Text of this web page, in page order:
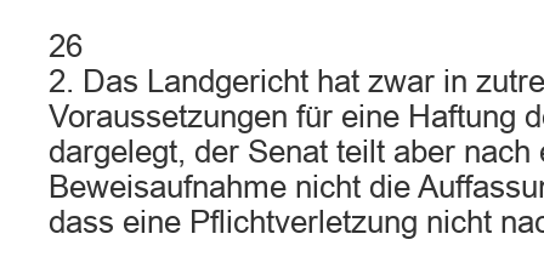
26
2. Das Landgericht hat zwar in
Voraussetzungen für eine Haftung
dargelegt, der Senat teilt aber nach
Beweisaufnahme nicht die
dass eine Pflichtverletzung nicht